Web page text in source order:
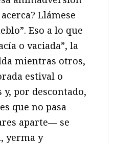
Llámese
Eso a lo que
o vaciada”, la
mientras otros,
estival o
por descontado,
que no pasa
aparte— se
yerma y